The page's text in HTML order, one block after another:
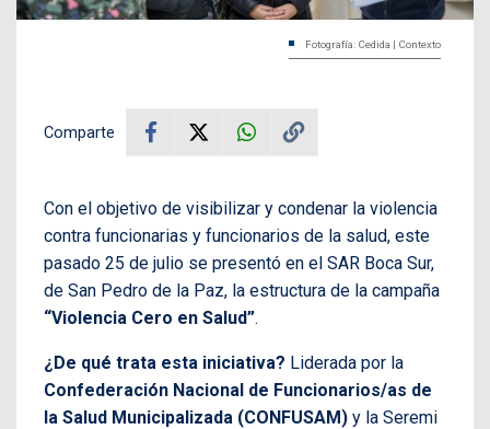
Fotografía: Cedida | Contexto
Comparte
Con el objetivo de visibilizar y condenar la violencia
contra funcionarias y funcionarios de la salud, este
pasado 25 de julio se presentó en el SAR Boca Sur,
de San Pedro de la Paz, la estructura de la campaña
“Violencia Cero en Salud”.
¿De qué trata esta iniciativa? Liderada por la
Confederación Nacional de Funcionarios/as de
la Salud Municipalizada (CONFUSAM) y la Seremi